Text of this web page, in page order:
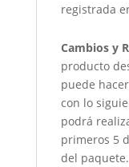
registrada
Cambios y
producto
puede
con lo
podrá
primeros 5
del paquete.